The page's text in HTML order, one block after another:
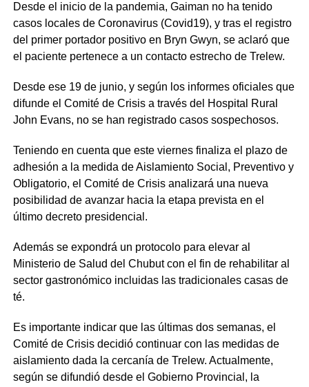
Desde el inicio de la pandemia, Gaiman no ha tenido
casos locales de Coronavirus (Covid19), y tras el registro
del primer portador positivo en Bryn Gwyn, se aclaró que
el paciente pertenece a un contacto estrecho de Trelew.
Desde ese 19 de junio, y según los informes oficiales que
difunde el Comité de Crisis a través del Hospital Rural
John Evans, no se han registrado casos sospechosos.
Teniendo en cuenta que este viernes finaliza el plazo de
adhesión a la medida de Aislamiento Social, Preventivo y
Obligatorio, el Comité de Crisis analizará una nueva
posibilidad de avanzar hacia la etapa prevista en el
último decreto presidencial.
Además se expondrá un protocolo para elevar al
Ministerio de Salud del Chubut con el fin de rehabilitar al
sector gastronómico incluidas las tradicionales casas de
té.
Es importante indicar que las últimas dos semanas, el
Comité de Crisis decidió continuar con las medidas de
aislamiento dada la cercanía de Trelew. Actualmente,
según se difundió desde el Gobierno Provincial, la